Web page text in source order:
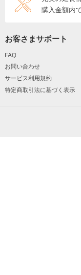
購入金額内
お客さまサポート
FAQ
お問い合わせ
サービス利用規約
特定商取引法に基づく表示